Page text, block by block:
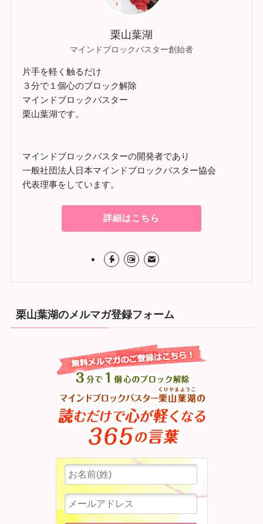
栗山葉湖
マインドブロックバスター創始者
片手を軽く触るだけ
３分で１個心のブロック解除
マインドブロックバスター
栗山葉湖です。
マインドブロックバスターの開発者であり
一般社団法人日本マインドブロックバスター協会
代表理事をしています。
詳細はこちら
栗山葉湖のメルマガ登録フォーム